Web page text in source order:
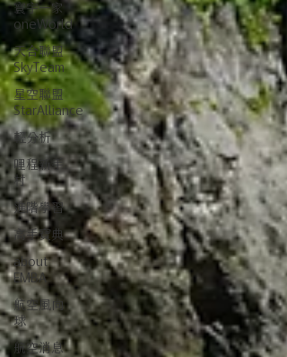
寰宇一家
oneWorld
天合聯盟
SkyTeam
星空聯盟
StarAlliance
輕分析
哩程新手
村
進階學習
高手寶典
about
EMBA
航空風向
球
航空消息